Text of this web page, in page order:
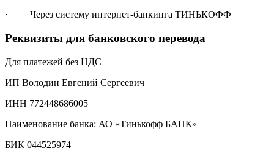
· Через систему интернет-банкинга ТИНЬКОФФ
Реквизиты для банковского перевода
Для платежей без НДС
ИП Володин Евгений Сергеевич
ИНН 772448686005
Наименование банка: АО «Тинькофф БАНК»
БИК 044525974